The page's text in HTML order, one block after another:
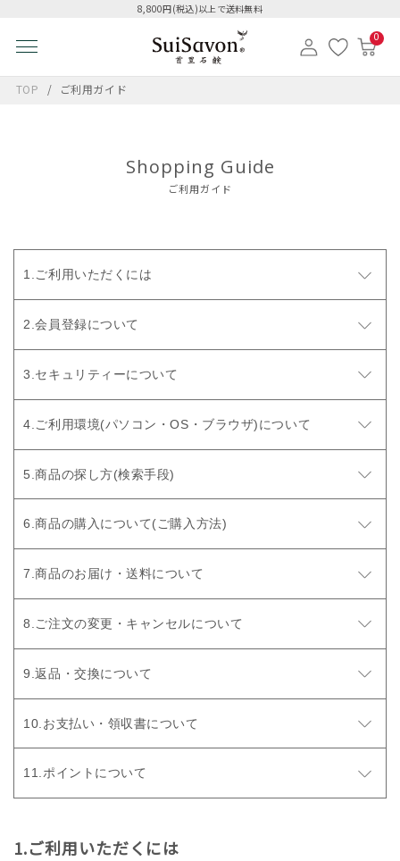
8,800円(税込)以上で送料無料
0
TOP ご利用ガイド
Shopping Guide
ご利用ガイド
ご利用いただくには
会員登録について
セキュリティーについて
ご利用環境(パソコン・OS・ブラウザ)について
商品の探し方(検索手段)
商品の購入について(ご購入方法)
商品のお届け・送料について
ご注文の変更・キャンセルについて
返品・交換について
お支払い・領収書について
ポイントについて
ご利用いただくには